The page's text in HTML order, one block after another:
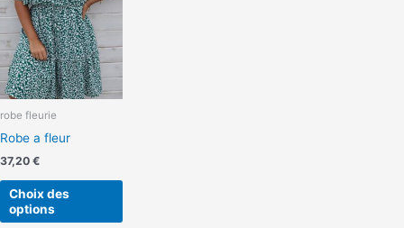
robe fleurie
Robe a fleur
37,20 €
Choix des
options
Les
options
peuvent
la
du